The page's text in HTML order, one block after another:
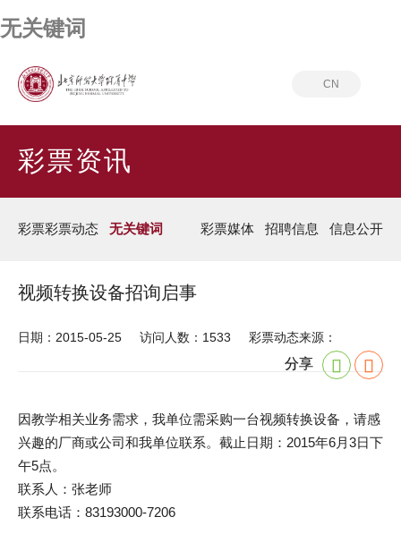
无关键词
CN
彩票资讯
彩票彩票动态 无关键词 彩票媒体 招聘信息 信息公开
视频转换设备招询启事
日期：2015-05-25 访问人数：1533 彩票动态来源：
分享
因教学相关业务需求，我单位需采购一台视频转换设备，请感
兴趣的厂商或公司和我单位联系。截止日期：2015年6月3日下
午5点。
联系人：张老师
联系电话：83193000-7206